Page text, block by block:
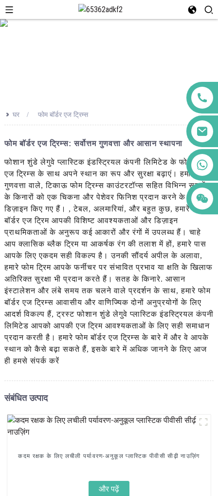
+86 123456789122
>> घर फोम बॉर्डर एज ट्रिम्स
फोम बॉर्डर एज ट्रिम्स: सर्वोत्तम गुणवत्ता और आसान स्थापना
फोशान शुंडे लेगुवे प्लास्टिक इंडस्ट्रियल कंपनी लिमिटेड के फोम बॉर्डर
एज ट्रिम्स के साथ अपने स्थान का रूप और सुरक्षा बढ़ाएं। हमारे उच्च
गुणवत्ता वाले, टिकाऊ फोम ट्रिम्स काउंटरटॉप्स सहित विभिन्न सतहों
के किनारों को एक चिकना और पेशेवर फिनिश प्रदान करने के लिए
डिज़ाइन किए गए हैं। , टेबल, अलमारियां, और बहुत कुछ, हमारे फोम
बॉर्डर एज ट्रिम आपकी विशिष्ट आवश्यकताओं और डिज़ाइन
प्राथमिकताओं के अनुरूप कई आकारों और रंगों में उपलब्ध हैं। चाहे
आप क्लासिक ब्लैक ट्रिम या आकर्षक रंग की तलाश में हों, हमारे पास
आपके लिए एकदम सही विकल्प है। उनकी सौंदर्य अपील के अलावा,
हमारे फोम ट्रिम आपके फर्नीचर पर संभावित प्रभाव या क्षति के खिलाफ
अतिरिक्त सुरक्षा भी प्रदान करते हैं। सतह के किनारे. आसान
इंस्टालेशन और लंबे समय तक चलने वाले प्रदर्शन के साथ, हमारे फोम
बॉर्डर एज ट्रिम्स आवासीय और वाणिज्यिक दोनों अनुप्रयोगों के लिए
आदर्श विकल्प हैं, ट्रस्ट फोशान शुंडे लेगुवे प्लास्टिक इंडस्ट्रियल कंपनी
लिमिटेड आपको आपकी एज ट्रिम आवश्यकताओं के लिए सही समाधान
प्रदान करती है। हमारे फोम बॉर्डर एज ट्रिम्स के बारे में और वे आपके
स्थान को कैसे बढ़ा सकते हैं, इसके बारे में अधिक जानने के लिए आज
ही हमसे संपर्क करें
संबंधित उत्पाद
कदम रक्षक के लिए लचीली पर्यावरण-अनुकूल प्लास्टिक पीवीसी सीढ़ी नाउज़िंग
और पढ़ें